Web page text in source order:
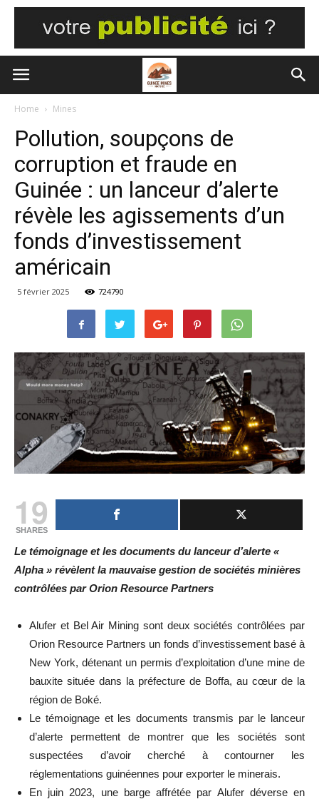
Home Mines
Pollution, soupçons de
corruption et fraude en
Guinée : un lanceur d’alerte
révèle les agissements d’un
fonds d’investissement
américain
5 février 2025 724790
19
SHARES
Le témoignage et les documents du lanceur d’alerte «
Alpha » révèlent la mauvaise gestion de sociétés minières
contrôlées par Orion Resource Partners
Alufer et Bel Air Mining sont deux sociétés contrôlées par
Orion Resource Partners un fonds d’investissement basé à
New York, détenant un permis d’exploitation d’une mine de
bauxite située dans la préfecture de Boffa, au cœur de la
région de Boké.
Le témoignage et les documents transmis par le lanceur
d’alerte permettent de montrer que les sociétés sont
suspectées d’avoir cherché à contourner les
réglementations guinéennes pour exporter le minerais.
En juin 2023, une barge affrétée par Alufer déverse en